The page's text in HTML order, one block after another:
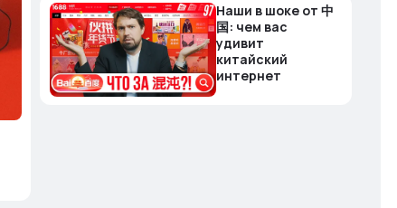
Наши в шоке от 中
国: чем вас
удивит
китайский
интернет